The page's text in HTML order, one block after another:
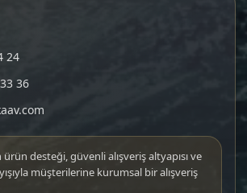
24
36
desteği, güvenli alışveriş altyapısı ve
müşterilerine kurumsal bir alışveriş